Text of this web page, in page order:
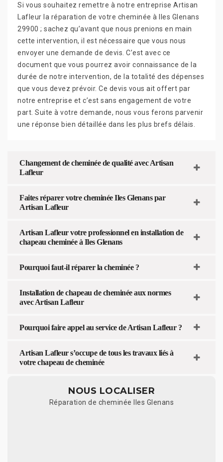
Si vous souhaitez remettre à notre entreprise Artisan
Lafleur la réparation de votre cheminée à Iles Glenans
29900 ; sachez qu’avant que nous prenions en main
cette intervention, il est nécessaire que vous nous
envoyer une demande de devis. C’est avec ce
document que vous pourrez avoir connaissance de la
durée de notre intervention, de la totalité des dépenses
que vous devez prévoir. Ce devis vous ait offert par
notre entreprise et c’est sans engagement de votre
part. Suite à votre demande, nous vous ferons parvenir
une réponse bien détaillée dans les plus brefs délais.
Changement de cheminée de qualité avec Artisan
Lafleur
Faites réparer votre cheminée Iles Glenans par
Artisan Lafleur
Artisan Lafleur votre professionnel en installation de
chapeau cheminée à Iles Glenans
Pourquoi faut-il réparer la cheminée ?
Installation de chapeau de cheminée aux normes
avec Artisan Lafleur
Pourquoi faire appel au service de Artisan Lafleur ?
Artisan Lafleur s’occupe de tous les travaux liés à
votre chapeau de cheminée
NOUS LOCALISER
Réparation de cheminée Iles Glenans